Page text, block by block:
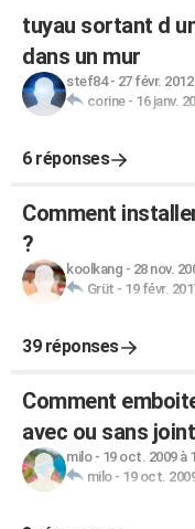
tuyau sortant d
dans un mur
stef84- 27 févr.
corine- 16 janv.
6 réponses
Comment
?
koolkang - 28 nov.
Grüt - 19 févr.
39 réponses
Comment
avec ou sans
milo- 19 oct. 2009 à
milo- 19 oct.